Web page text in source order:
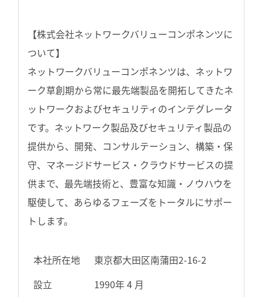
【株式会社ネットワークバリューコンポネンツに
ついて】
ネットワークバリューコンポネンツは、ネットワ
ーク草創期から常に最先端製品を開拓してきたネ
ットワークおよびセキュリティのインテグレータ
です。ネットワーク製品及びセキュリティ製品の
提供から、開発、コンサルテーション、構築・保
守、マネージドサービス・クラウドサービスの提
供まで、最先端技術と、豊富な知識・ノウハウを
駆使して、あらゆるフェーズをトータルにサポー
トします。
本社所在地
東京都大田区南蒲田2-16-2
設立
1990年 4 月